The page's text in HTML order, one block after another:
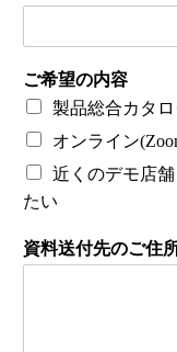
ご希望の内容
製品総合カタ
オンライン
近くのデモ店
たい
資料送付先のご住